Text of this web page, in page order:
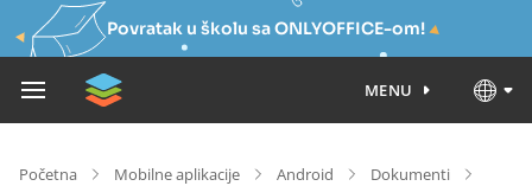
Povratak u školu sa ONLYOFFICE-om!
MENU
Početna Mobilne aplikacije Android
Dokumenti